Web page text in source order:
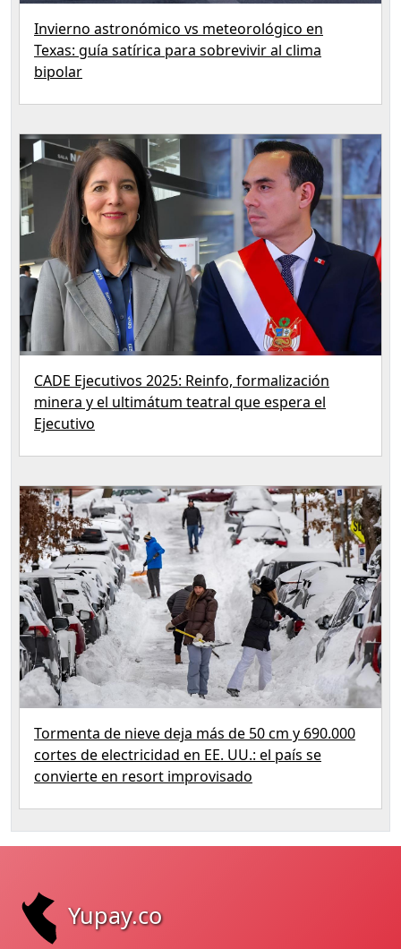
Invierno astronómico vs meteorológico en
Texas: guía satírica para sobrevivir al clima
bipolar
CADE Ejecutivos 2025: Reinfo, formalización
minera y el ultimátum teatral que espera el
Ejecutivo
Tormenta de nieve deja más de 50 cm y 690.000
cortes de electricidad en EE. UU.: el país se
convierte en resort improvisado
Yupay.co